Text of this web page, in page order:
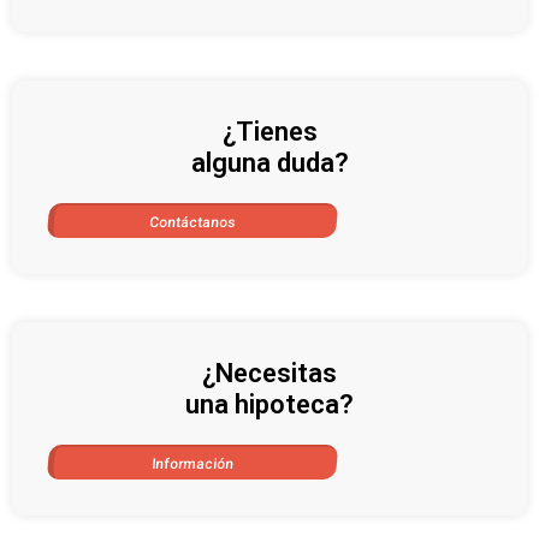
¿Tienes
alguna duda?
Contáctanos
¿Necesitas
una hipoteca?
Información